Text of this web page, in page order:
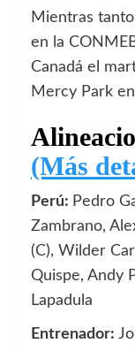
Mientras
en la
Canadá el
Mercy Park
(Más
Perú: Pedro
Zambrano,
(C), Wilder
Quispe, Andy
Lapadula
Entrenador: